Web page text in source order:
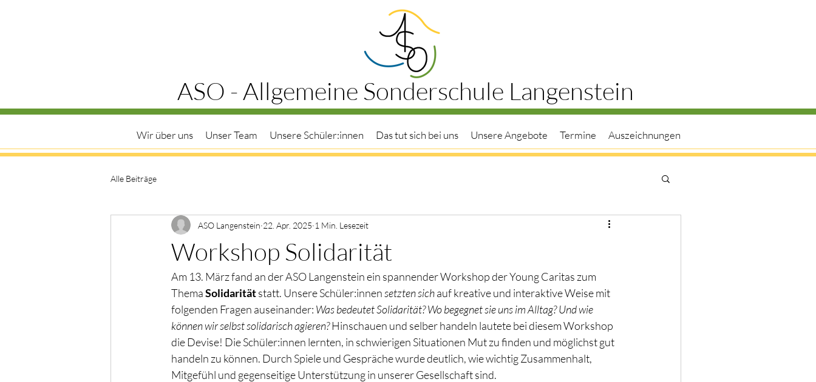
ASO - Allgemeine Sonderschule Langenstein
Wir über uns Unser Team Unsere Schüler:innen Das tut sich bei uns Unsere Angebote Termine Auszeichnungen
Alle Beiträge
Workshop Solidarität
ASO Langenstein 22. Apr. 2025 1 Min. Lesezeit
Am 13. März fand an der ASO Langenstein ein spannender Workshop der Young Caritas zum
Thema Solidarität statt. Unsere Schüler:innen setzten sich auf kreative und interaktive Weise mit
folgenden Fragen auseinander: Was bedeutet Solidarität? Wo begegnet sie uns im Alltag? Und wie
können wir selbst solidarisch agieren? Hinschauen und selber handeln lautete bei diesem Workshop
die Devise! Die Schüler:innen lernten, in schwierigen Situationen Mut zu finden und möglichst gut
handeln zu können. Durch Spiele und Gespräche wurde deutlich, wie wichtig Zusammenhalt,
Mitgefühl und gegenseitige Unterstützung in unserer Gesellschaft sind.